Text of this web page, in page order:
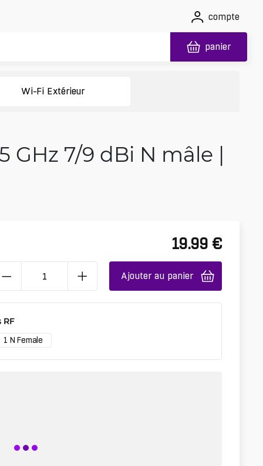
compte
panier
Wi-Fi Extérieur
7/9 dBi N mâle |
19.99 €
Ajouter au panier
1 N Female